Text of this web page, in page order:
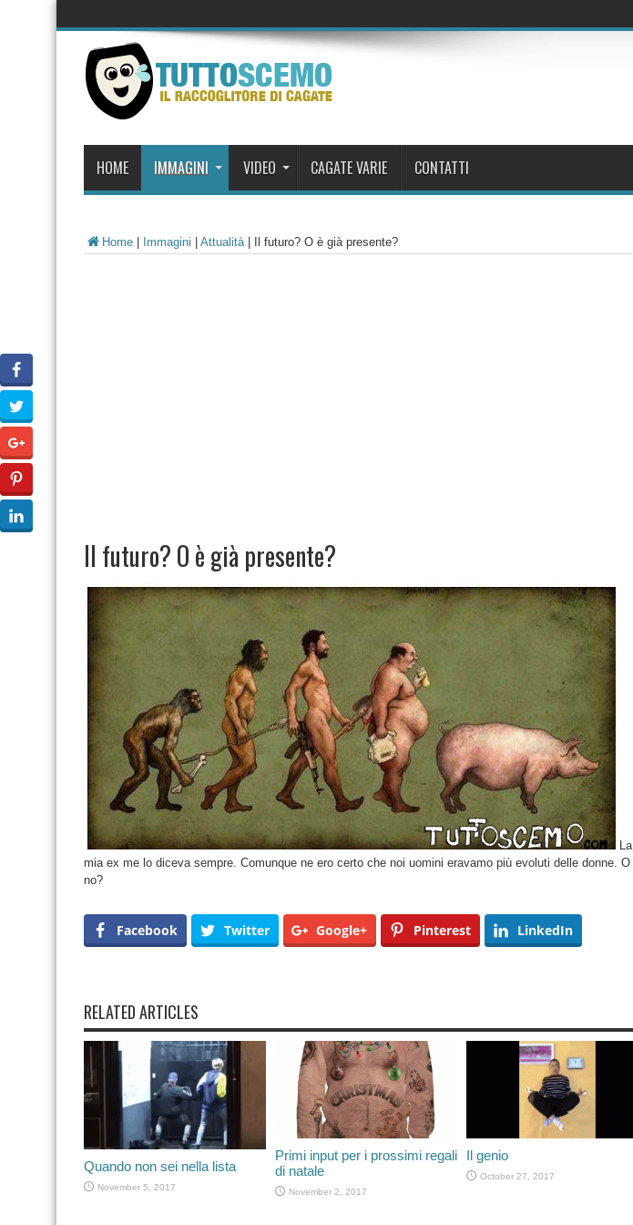
HOME IMMAGINI VIDEO CAGATE VARIE CONTATTI
Home Immagini Attualità| Il futuro? O è già presente?
Il futuro? O è già presente?
La
mia ex me lo diceva sempre. Comunque ne ero certo che noi uomini eravamo più evoluti delle donne. O
no?
Facebook Twitter Google+ Pinterest LinkedIn
RELATED ARTICLES
Quando non sei nella lista
November 5, 2017
Primi input per i prossimi regali
di natale
November 2, 2017
Il genio
October 27, 2017